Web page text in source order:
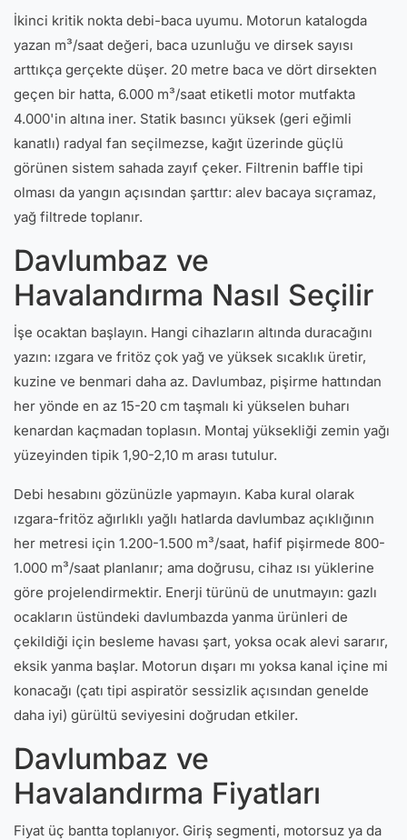
İkinci kritik nokta debi-baca uyumu. Motorun katalogda
yazan m³/saat değeri, baca uzunluğu ve dirsek sayısı
arttıkça gerçekte düşer. 20 metre baca ve dört dirsekten
geçen bir hatta, 6.000 m³/saat etiketli motor mutfakta
4.000'in altına iner. Statik basıncı yüksek (geri eğimli
kanatlı) radyal fan seçilmezse, kağıt üzerinde güçlü
görünen sistem sahada zayıf çeker. Filtrenin baffle tipi
olması da yangın açısından şarttır: alev bacaya sıçramaz,
yağ filtrede toplanır.
Davlumbaz ve
Havalandırma Nasıl Seçilir
İşe ocaktan başlayın. Hangi cihazların altında duracağını
yazın: ızgara ve fritöz çok yağ ve yüksek sıcaklık üretir,
kuzine ve benmari daha az. Davlumbaz, pişirme hattından
her yönde en az 15-20 cm taşmalı ki yükselen buharı
kenardan kaçmadan toplasın. Montaj yüksekliği zemin yağı
yüzeyinden tipik 1,90-2,10 m arası tutulur.
Debi hesabını gözünüzle yapmayın. Kaba kural olarak
ızgara-fritöz ağırlıklı yağlı hatlarda davlumbaz açıklığının
her metresi için 1.200-1.500 m³/saat, hafif pişirmede 800-
1.000 m³/saat planlanır; ama doğrusu, cihaz ısı yüklerine
göre projelendirmektir. Enerji türünü de unutmayın: gazlı
ocakların üstündeki davlumbazda yanma ürünleri de
çekildiği için besleme havası şart, yoksa ocak alevi sararır,
eksik yanma başlar. Motorun dışarı mı yoksa kanal içine mi
konacağı (çatı tipi aspiratör sessizlik açısından genelde
daha iyi) gürültü seviyesini doğrudan etkiler.
Davlumbaz ve
Havalandırma Fiyatları
Fiyat üç bantta toplanıyor. Giriş segmenti, motorsuz ya da